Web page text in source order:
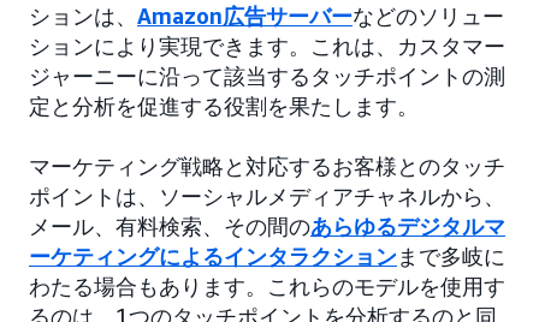
ションは、 Amazon広告サーバーなどのソリュー
ションにより実現できます。これは、カスタマー
ジャーニーに沿って該当するタッチポイントの測
定と分析を促進する役割を果たします。
マーケティング戦略と対応するお客様とのタッチ
ポイントは、ソーシャルメディアチャネルから、
メール、有料検索、その間のあらゆるデジタルマ
ーケティングによるインタラクションまで多岐に
わたる場合もあります。これらのモデルを使用す
るのは、1つのタッチポイントを分析するのと同